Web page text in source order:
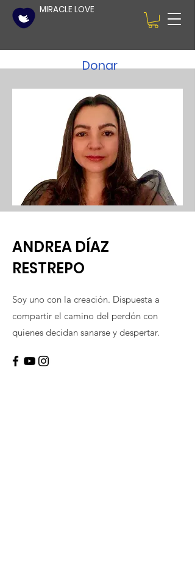
MIRACLE LOVE
Donar
ANDREA DÍAZ
RESTREPO
Soy uno con la creación. Dispuesta a
compartir el camino del perdón con
quienes decidan sanarse y despertar.